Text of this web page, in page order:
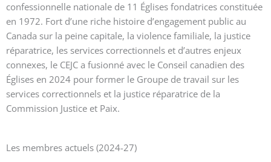
confessionnelle nationale de 11 Églises fondatrices constituée
en 1972. Fort d’une riche histoire d’engagement public au
Canada sur la peine capitale, la violence familiale, la justice
réparatrice, les services correctionnels et d’autres enjeux
connexes, le CEJC a fusionné avec le Conseil canadien des
Églises en 2024 pour former le Groupe de travail sur les
services correctionnels et la justice réparatrice de la
Commission Justice et Paix.
Les membres actuels (2024-27)